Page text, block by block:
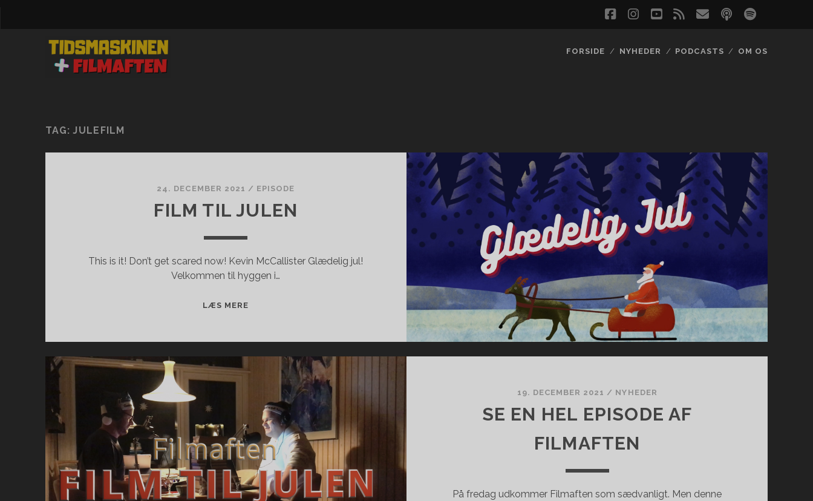
facebookinstagram
youtube
rss emailpodcastspotify
FORSIDE NYHEDER PODCASTS OM OS
TAG:JULEFILM
24. DECEMBER 2021 / EPISODE
FILM TIL JULEN
This is it! Don’t get scared now! Kevin McCallister Glædelig jul!
Velkommen til hyggen i…
LÆS MERE
19. DECEMBER 2021 / NYHEDER
SE EN HEL EPISODE AF
FILMAFTEN
På fredag udkommer Filmaften som sædvanligt. Men denne